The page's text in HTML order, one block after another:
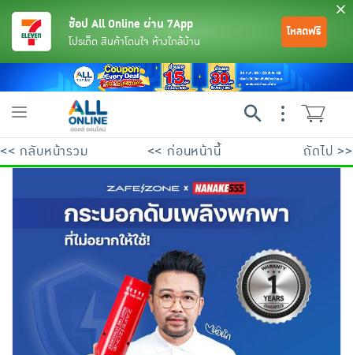
เครื่องดื่มและผงชงดื่ม
พระเครื่อง test pop
ช้อป All Online ผ่าน 7App
โปรเด็ด สินค้าโดนใจ ห้างใกล้บ้าน
โหลดฟรี
Toggle
<< กลับหน้ารวม << ก่อนหน้านี้ ถัดไป >>